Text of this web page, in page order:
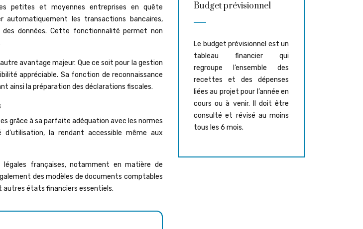
petites et moyennes entreprises en quête
automatiquement les transactions bancaires,
données. Cette fonctionnalité permet non
avantage majeur. Que ce soit pour la gestion
appréciable. Sa fonction de reconnaissance
ainsi la préparation des déclarations fiscales.
grâce à sa parfaite adéquation avec les normes
la rendant accessible même aux
françaises, notamment en matière de
des modèles de documents comptables
autres états financiers essentiels.
Budget prévisionnel
Le budget prévisionnel est un
tableau financier qui
regroupe l’ensemble des
recettes et des dépenses
liées au projet pour l’année en
cours ou à venir. Il doit être
consulté et révisé au moins
tous les 6 mois.